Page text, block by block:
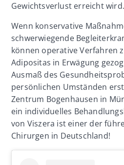
Gewichtsverlust erreicht wird.
Wenn konservative
schwerwiegende
können operative Verfahren
Adipositas in Erwägung
Ausmaß des
persönlichen Umständen
Zentrum Bogenhausen in
ein individuelles
von Viszera ist einer der
Chirurgen in Deutschland!